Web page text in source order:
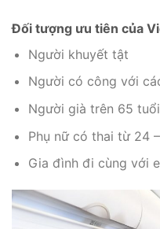
Đối tượng ưu tiên của
Người khuyết tật
Người có công với
Người già trên 65 tuổi
Phụ nữ có thai từ 24
Gia đình đi cùng với